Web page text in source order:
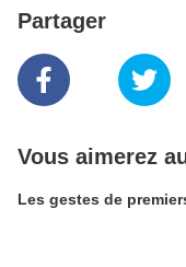
Partager
Vous aimerez
Les gestes de